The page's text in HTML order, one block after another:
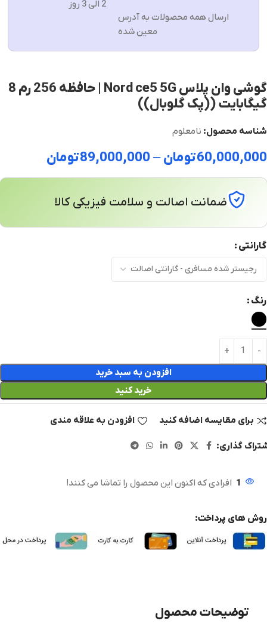
ارسال همه محصولات به آدرس
معین شده
2 الی 3 روز
گوشی وان پلاس Nord ce5 5G | حافظه 256 رم 8
گیگابایت ((پک گلوبال))
شناسه محصول: نامعلوم
60,000,000تومان–
89,000,000تومان
ضمانت اصالت و سلامت فیزیکی کالا
گارانتی
رنگ
افزودن به سبد خرید
خرید کنید
برای مقایسه اضافه کنید افزودن به علاقه مندی
گذاری:
1 افرادی که اکنون این محصول را تماشا می کنند!
روش های پرداخت:
توضیحات محصول